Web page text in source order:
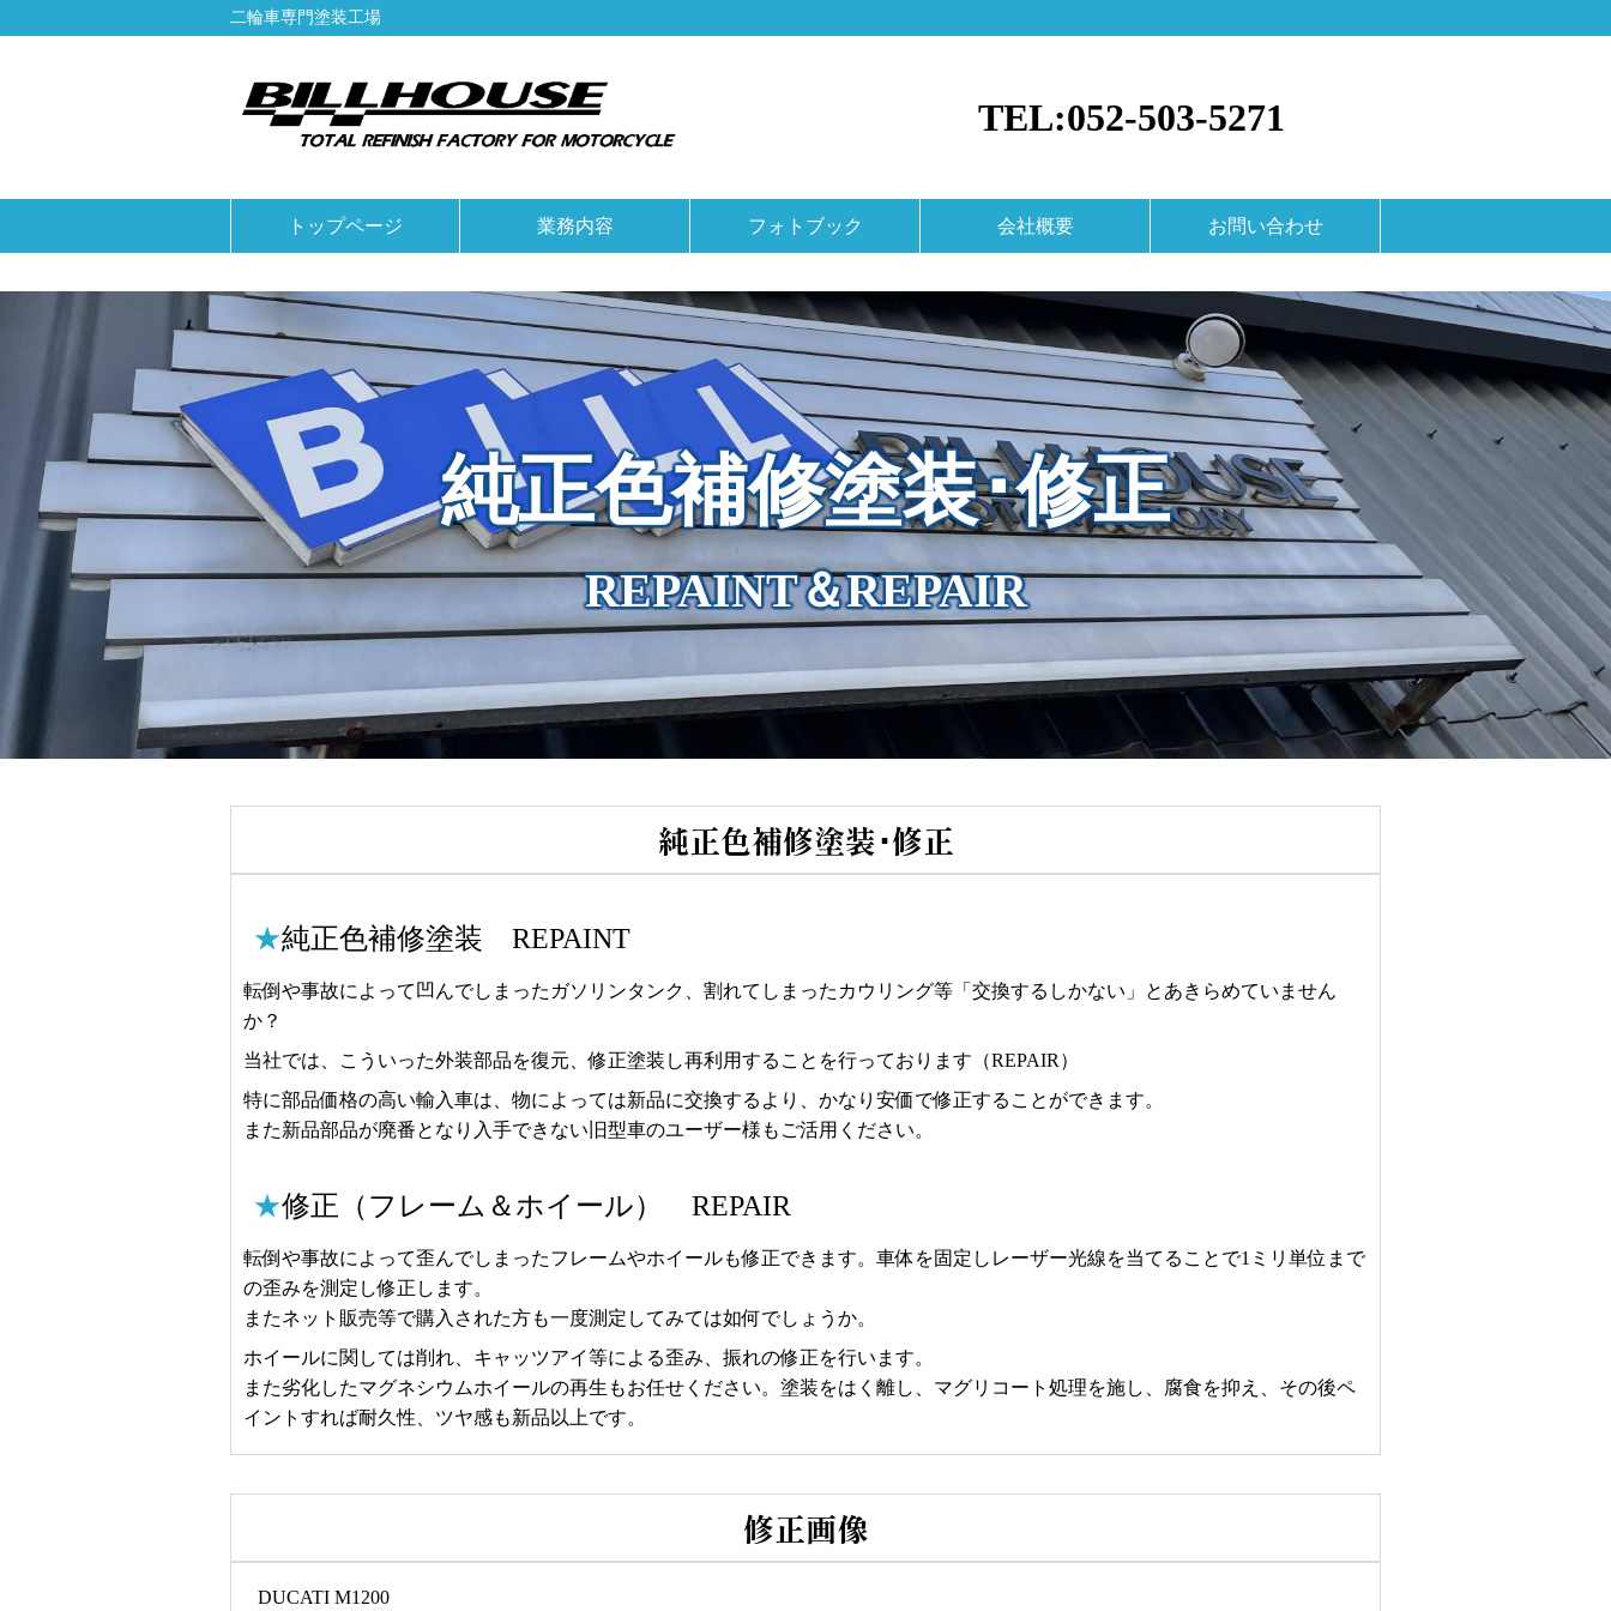
二輪車専門塗装工場
TEL:052-503-5271
トップページ 業務内容 フォトブック 会社概要 お問い合わせ
純正色補修塗装･修正
REPAINT＆REPAIR
純正色補修塗装･修正
★純正色補修塗装 REPAINT
転倒や事故によって凹んでしまったガソリンタンク、割れてしまったカウリング等「交換するしかない」とあきらめていません
か？
当社では、こういった外装部品を復元、修正塗装し再利用することを行っております（REPAIR）
特に部品価格の高い輸入車は、物によっては新品に交換するより、かなり安価で修正することができます。
また新品部品が廃番となり入手できない旧型車のユーザー様もご活用ください。
★修正（フレーム＆ホイール） REPAIR
転倒や事故によって歪んでしまったフレームやホイールも修正できます。車体を固定しレーザー光線を当てることで1ミリ単位まで
の歪みを測定し修正します。
またネット販売等で購入された方も一度測定してみては如何でしょうか。
ホイールに関しては削れ、キャッツアイ等による歪み、振れの修正を行います。
また劣化したマグネシウムホイールの再生もお任せください。塗装をはく離し、マグリコート処理を施し、腐食を抑え、その後ペ
イントすれば耐久性、ツヤ感も新品以上です。
修正画像
DUCATI M1200